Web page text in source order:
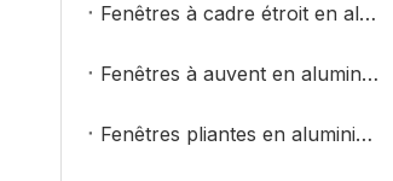
Fenêtres à cadre étroit en aluminium
Fenêtres à auvent en aluminium
Fenêtres pliantes en aluminium